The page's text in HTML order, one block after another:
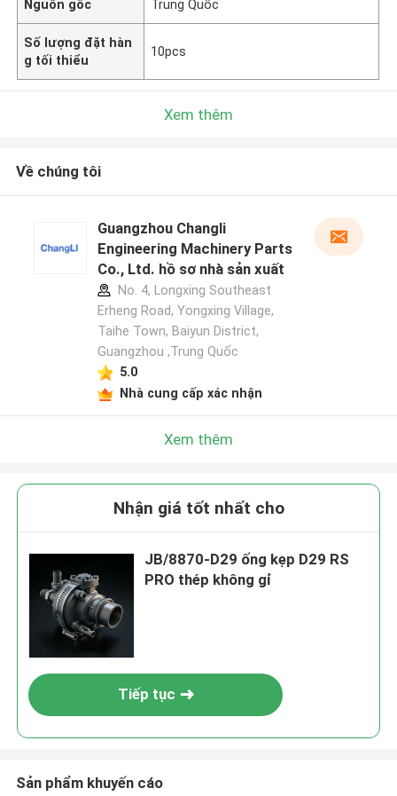
Nguồn gốc Trung Quốc
Số lượng đặt hàn
g tối thiểu
10pcs
Xem thêm
Về chúng tôi
Guangzhou Changli
Engineering Machinery Parts
Co., Ltd. hồ sơ nhà sản xuất
No. 4, Longxing Southeast
Erheng Road, Yongxing Village,
Taihe Town, Baiyun District,
Guangzhou ,Trung Quốc
5.0
Nhà cung cấp xác nhận
Xem thêm
Nhận giá tốt nhất cho
JB/8870-D29 ống kẹp D29 RS
PRO thép không gỉ
Tiếp tục
Sản phẩm khuyến cáo